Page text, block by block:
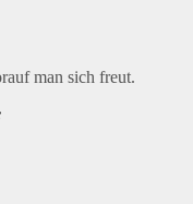
man sich freut.